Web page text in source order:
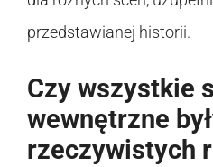
przedstawianej historii.
Czy wszystkie
wewnętrzne
rzeczywistych